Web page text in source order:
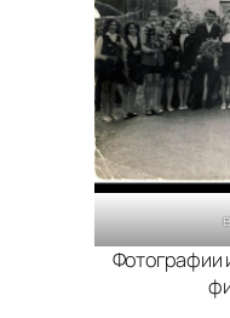
Фотографии